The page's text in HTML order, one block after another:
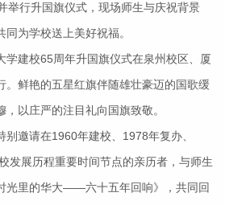
举行升国旗仪式，现场师生与庆祝背景
为学校送上美好祝福。
建校65周年升国旗仪式在泉州校区、厦
。鲜艳的五星红旗伴随雄壮豪迈的国歌缓
以庄严的注目礼向国旗致敬。
邀请在1960年建校、1978年复办、
发展历程重要时间节点的亲历者，与师生
光里的华大——六十五年回响》，共同回